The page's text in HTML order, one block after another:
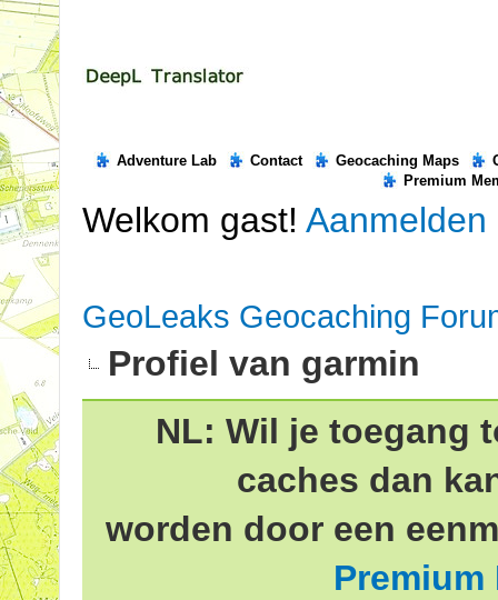
Adventure Lab Contact Geocaching Maps
Premium
Welkom gast! Aanmelden
GeoLeaks Geocaching
Profiel van garmin
NL: Wil je toegang
caches dan
worden door een
Premium